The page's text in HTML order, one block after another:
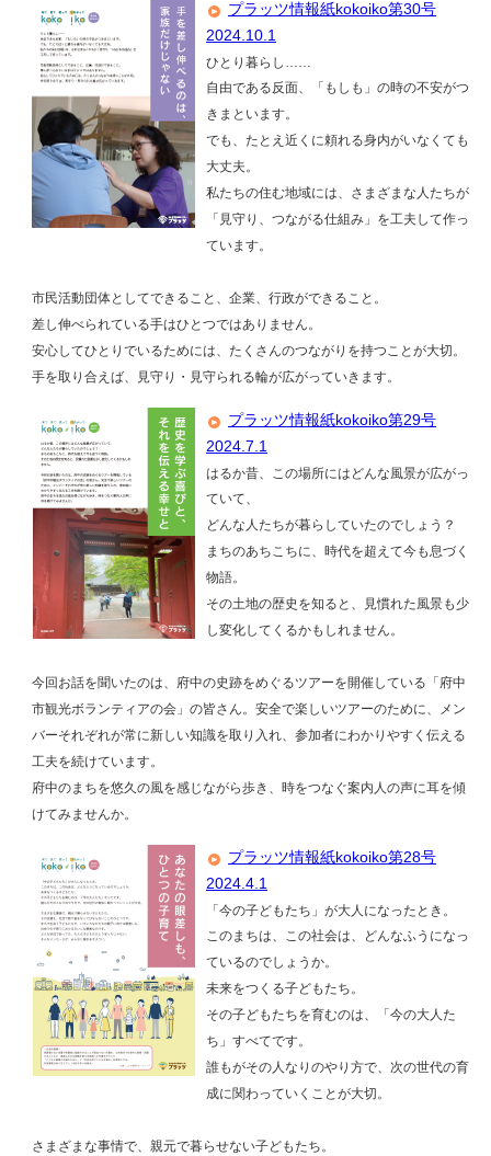
プラッツ情報紙kokoiko第30号
2024.10.1
ひとり暮らし……
自由である反面、「もしも」の時の不安がつ
きまといます。
でも、たとえ近くに頼れる身内がいなくても
大丈夫。
私たちの住む地域には、さまざまな人たちが
「見守り、つながる仕組み」を工夫して作っ
ています。
市民活動団体としてできること、企業、行政ができること。
差し伸べられている手はひとつではありません。
安心してひとりでいるためには、たくさんのつながりを持つことが大切。
手を取り合えば、見守り・見守られる輪が広がっていきます。
プラッツ情報紙kokoiko第29号
2024.7.1
はるか昔、この場所にはどんな風景が広がっ
ていて、
どんな人たちが暮らしていたのでしょう？
まちのあちこちに、時代を超えて今も息づく
物語。
その土地の歴史を知ると、見慣れた風景も少
し変化してくるかもしれません。
今回お話を聞いたのは、府中の史跡をめぐるツアーを開催している「府中
市観光ボランティアの会」の皆さん。安全で楽しいツアーのために、メン
バーそれぞれが常に新しい知識を取り入れ、参加者にわかりやすく伝える
工夫を続けています。
府中のまちを悠久の風を感じながら歩き、時をつなぐ案内人の声に耳を傾
けてみませんか。
プラッツ情報紙kokoiko第28号
2024.4.1
「今の子どもたち」が大人になったとき。
このまちは、この社会は、どんなふうになっ
ているのでしょうか。
未来をつくる子どもたち。
その子どもたちを育むのは、「今の大人た
ち」すべてです。
誰もがその人なりのやり方で、次の世代の育
成に関わっていくことが大切。
さまざまな事情で、親元で暮らせない子どもたち。